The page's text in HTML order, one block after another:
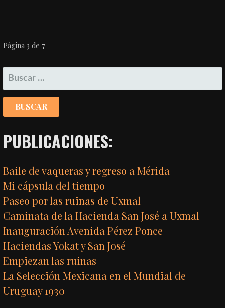
NAVEGACIÓN
POR
ENTRADA
Página 3 de 7
BUSCAR:
PUBLICACIONES:
Baile de vaqueras y regreso a Mérida
Mi cápsula del tiempo
Paseo por las ruinas de Uxmal
Caminata de la Hacienda San José a Uxmal
Inauguración Avenida Pérez Ponce
Haciendas Yokat y San José
Empiezan las ruinas
La Selección Mexicana en el Mundial de
Uruguay 1930